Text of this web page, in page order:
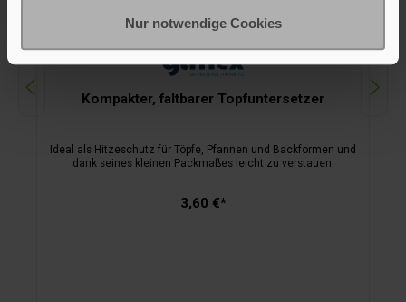
Nur notwendige Cookies
Kompakter, faltbarer Topfuntersetzer
Ideal als Hitzeschutz für Töpfe, Pfannen und Backformen und
dank seines kleinen Packmaßes leicht zu verstauen.
3,60 €*